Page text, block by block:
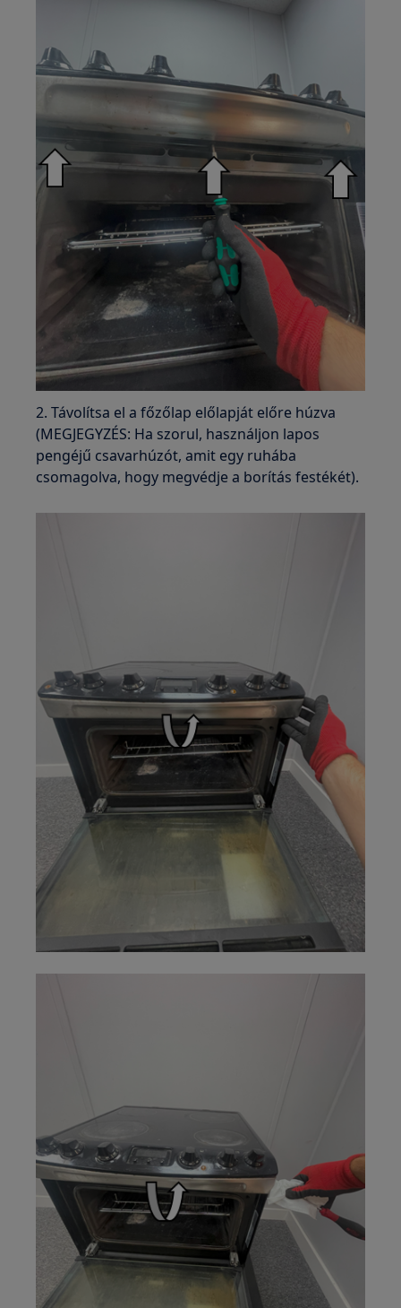
2. Távolítsa el a főzőlap előlapját előre húzva
(MEGJEGYZÉS: Ha szorul, használjon lapos
pengéjű csavarhúzót, amit egy ruhába
csomagolva, hogy megvédje a borítás festékét).